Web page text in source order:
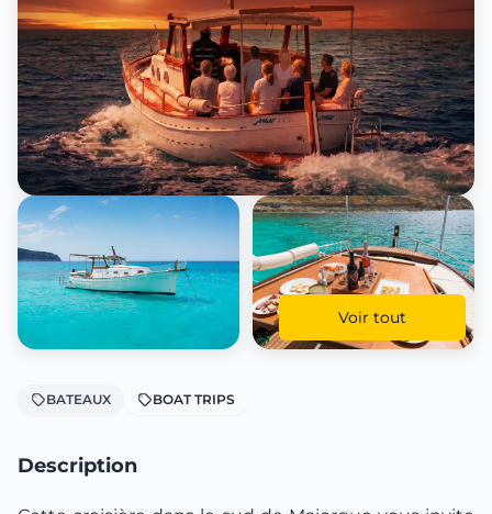
Voir tout
BATEAUX BOAT TRIPS
Description